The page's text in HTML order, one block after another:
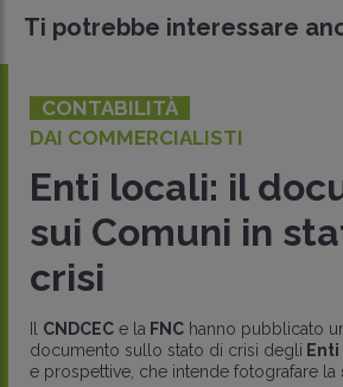
Ti potrebbe interessare
CONTABILITÀ
DAI COMMERCIALISTI
Enti locali: il
sui Comuni in
crisi
Il CNDCEC e la FNC hanno pubblicato
documento sullo stato di crisi degli
e prospettive, che intende fotografare la